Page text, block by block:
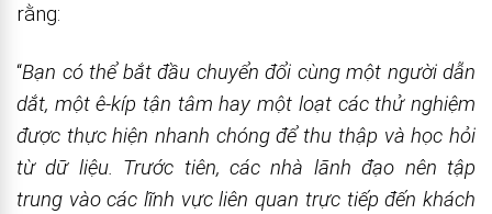
rằng:
“Bạn có thể bắt đầu chuyển đổi cùng một người dẫn
dắt, một ê-kíp tận tâm hay một loạt các thử nghiệm
được thực hiện nhanh chóng để thu thập và học hỏi
từ dữ liệu. Trước tiên, các nhà lãnh đạo nên tập
trung vào các lĩnh vực liên quan trực tiếp đến khách